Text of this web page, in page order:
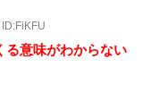
る意味がわからない